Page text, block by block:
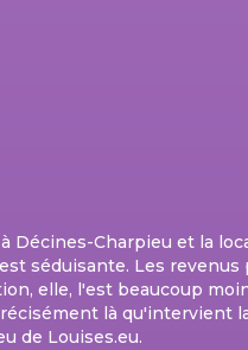
Décines-Charpieu et la
séduisante. Les revenus
elle, l'est beaucoup
là qu'intervient
de Louises.eu.